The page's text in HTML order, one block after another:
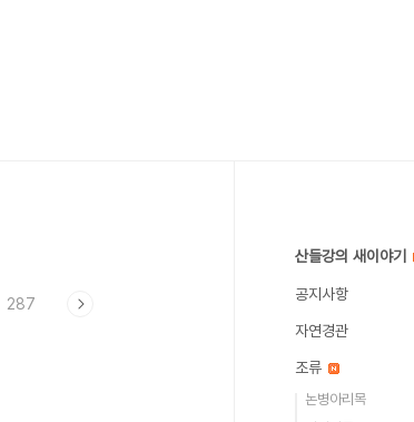
287
산들강의 새이야기
공지사항
자연경관
조류
논병아리목